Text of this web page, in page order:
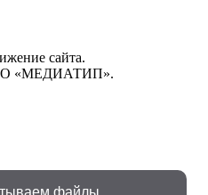
сайта.
«МЕДИАТИП».
файлы